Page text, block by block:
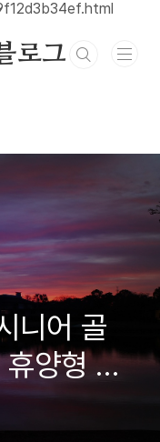
로그
니어 골
양형 일